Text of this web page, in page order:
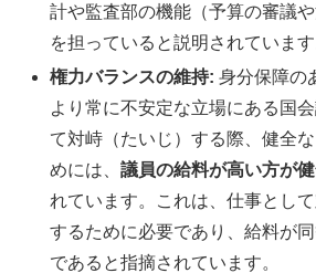
計や監査部の機能（予算の審議や
を担っていると説明されています
権力バランスの維持: 身分保障の
より常に不安定な立場にある国
て対峙（たいじ）する際、健全
めには、議員の給料が高い方が
れています。これは、仕事とし
するために必要であり、給料が
であると指摘されています。